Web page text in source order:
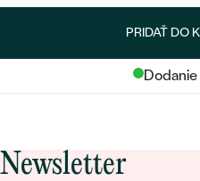
PRIDAŤ DO
Newsletter